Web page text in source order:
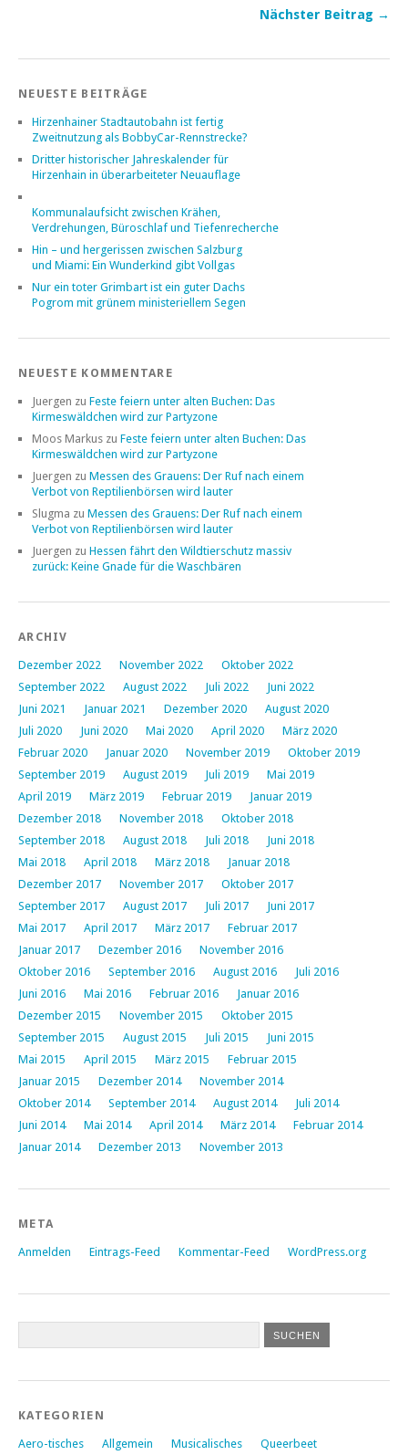
Nächster Beitrag →
NEUESTE BEITRÄGE
Hirzenhainer Stadtautobahn ist fertig
Zweitnutzung als BobbyCar-Rennstrecke?
Dritter historischer Jahreskalender für
Hirzenhain in überarbeiteter Neuauflage
Kommunalaufsicht zwischen Krähen,
Verdrehungen, Büroschlaf und Tiefenrecherche
Hin – und hergerissen zwischen Salzburg
und Miami: Ein Wunderkind gibt Vollgas
Nur ein toter Grimbart ist ein guter Dachs
Pogrom mit grünem ministeriellem Segen
NEUESTE KOMMENTARE
Juergen zu Feste feiern unter alten Buchen: Das
Kirmeswäldchen wird zur Partyzone
Moos Markus zu Feste feiern unter alten Buchen: Das
Kirmeswäldchen wird zur Partyzone
Juergen zu Messen des Grauens: Der Ruf nach einem
Verbot von Reptilienbörsen wird lauter
Slugma zu Messen des Grauens: Der Ruf nach einem
Verbot von Reptilienbörsen wird lauter
Juergen zu Hessen fährt den Wildtierschutz massiv
zurück: Keine Gnade für die Waschbären
ARCHIV
Dezember 2022 November 2022
Oktober 2022
September 2022
August 2022 Juli 2022
Juni 2022
Juni 2021
Januar 2021 Dezember 2020
August 2020
Juli 2020
Juni 2020 Mai 2020 April 2020
März 2020
Februar 2020
Januar 2020 November 2019
Oktober 2019
September 2019
August 2019 Juli 2019
Mai 2019
April 2019
März 2019 Februar 2019
Januar 2019
Dezember 2018
November 2018
Oktober 2018
September 2018
August 2018 Juli 2018
Juni 2018
Mai 2018
April 2018 März 2018
Januar 2018
Dezember 2017
November 2017
Oktober 2017
September 2017
August 2017 Juli 2017
Juni 2017
Mai 2017
April 2017 März 2017
Februar 2017
Januar 2017
Dezember 2016
November 2016
Oktober 2016
September 2016 August 2016
Juli 2016
Juni 2016
Mai 2016 Februar 2016
Januar 2016
Dezember 2015
November 2015
Oktober 2015
September 2015
August 2015 Juli 2015
Juni 2015
Mai 2015
April 2015 März 2015
Februar 2015
Januar 2015
Dezember 2014
November 2014
Oktober 2014
September 2014 August 2014
Juli 2014
Juni 2014
Mai 2014 April 2014 März 2014
Februar 2014
Januar 2014
Dezember 2013 November 2013
META
Anmelden Eintrags-Feed Kommentar-Feed WordPress.org
KATEGORIEN
Aero-tisches Allgemein Musicalisches Queerbeet